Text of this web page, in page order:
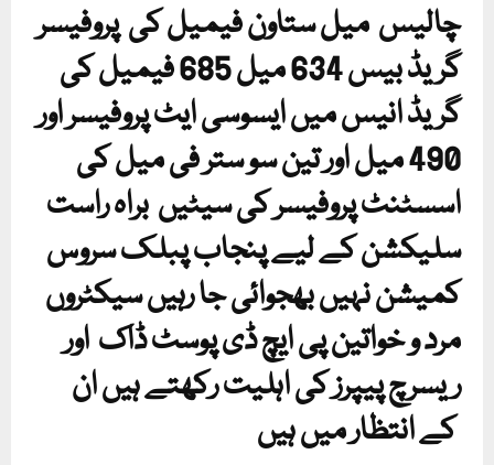
چالیس میل ستاون فیمیل کی پروفیسر
گریڈ بیس 634 میل 685 فیمیل کی
گریڈ انیس میں ایسوسی ایٹ پروفیسر اور
490 میل اور تین سو ستر فی میل کی
اسسٹنٹ پروفیسر کی سیٹیں براہ راست
سلیکشن کے لیے پنجاب پبلک سروس
کمیشن نہیں بھجوائی جا رہیں سیکٹروں
مرد و خواتین پی ایچ ڈی پوسٹ ڈاک اور
ریسرچ پیپرز کی اہلیت رکھتے ہیں ان
کے انتظار میں ہیں